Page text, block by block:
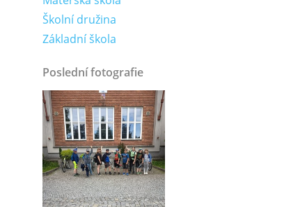
Školní družina
Základní škola
Poslední fotografie